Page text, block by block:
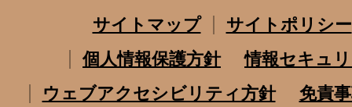
サイトマップ
サイトポリシー
個人情報保護方針
情報セキュ
ウェブアクセシビリティ方針
免責